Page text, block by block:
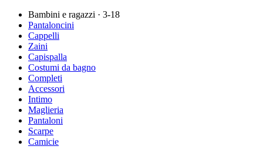
Bambini e ragazzi · 3-18
Pantaloncini
Cappelli
Zaini
Capispalla
Costumi da bagno
Completi
Accessori
Intimo
Maglieria
Pantaloni
Scarpe
Camicie